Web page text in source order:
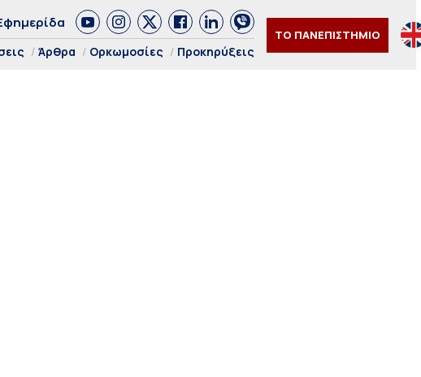
Άρθρα Ορκωμοσίες Προκηρύξεις
ΤΟ ΠΑΝΕΠΙΣΤΗΜΙΟ